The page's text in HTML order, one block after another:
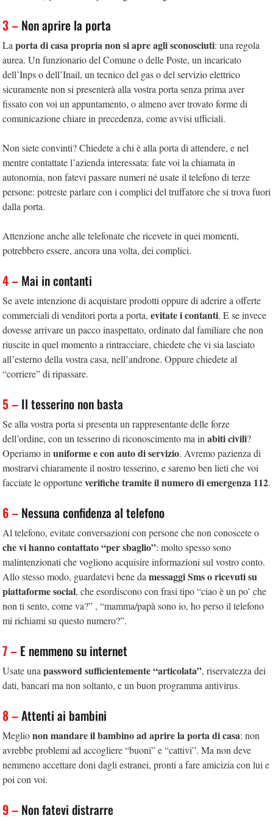
3 – Non aprire la porta
La porta di casa propria non si apre agli sconosciuti: una regola
aurea. Un funzionario del Comune o delle Poste, un incaricato
dell’Inps o dell’Inail, un tecnico del gas o del servizio elettrico
sicuramente non si presenterà alla vostra porta senza prima aver
fissato con voi un appuntamento, o almeno aver trovato forme di
comunicazione chiare in precedenza, come avvisi ufficiali.
Non siete convinti? Chiedete a chi è alla porta di attendere, e nel
mentre contattate l’azienda interessata: fate voi la chiamata in
autonomia, non fatevi passare numeri né usate il telefono di terze
persone: potreste parlare con i complici del truffatore che si trova fuori
dalla porta.
Attenzione anche alle telefonate che ricevete in quei momenti,
potrebbero essere, ancora una volta, dei complici.
4 – Mai in contanti
Se avete intenzione di acquistare prodotti oppure di aderire a offerte
commerciali di venditori porta a porta, evitate i contanti. E se invece
dovesse arrivare un pacco inaspettato, ordinato dal familiare che non
riuscite in quel momento a rintracciare, chiedete che vi sia lasciato
all’esterno della vostra casa, nell’androne. Oppure chiedete al
“corriere” di ripassare.
5 – Il tesserino non basta
Se alla vostra porta si presenta un rappresentante delle forze
dell’ordine, con un tesserino di riconoscimento ma in abiti civili?
Operiamo in uniforme e con auto di servizio. Avremo pazienza di
mostrarvi chiaramente il nostro tesserino, e saremo ben lieti che voi
facciate le opportuneverifiche tramite il numero di emergenza 112.
6 – Nessuna confidenza al telefono
Al telefono, evitate conversazioni con persone che non conoscete o
che vi hanno contattato “per sbaglio”: molto spesso sono
malintenzionati che vogliono acquisire informazioni sul vostro conto.
Allo stesso modo, guardatevi bene da messaggi Sms o ricevuti su
piattaforme social, che esordiscono con frasi tipo “ciao è un po’ che
non ti sento, come va?” , “mamma/papà sono io, ho perso il telefono
mi richiami su questo numero?”.
7 – E nemmeno su internet
Usate una password sufficientemente “articolata”, riservatezza dei
dati, bancari ma non soltanto, e un buon programma antivirus.
8 –Attenti ai bambini
Meglionon mandare il bambino ad aprire la porta di casa: non
avrebbe problemi ad accogliere “buoni” e “cattivi”. Ma non deve
nemmeno accettare doni dagli estranei, pronti a fare amicizia con lui e
poi con voi.
9 – Non fatevi distrarre